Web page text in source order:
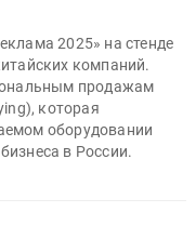
2025» на стенде
компаний.
продажам
которая
оборудовании
в России.